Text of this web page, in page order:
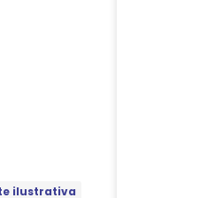
ilustrativa